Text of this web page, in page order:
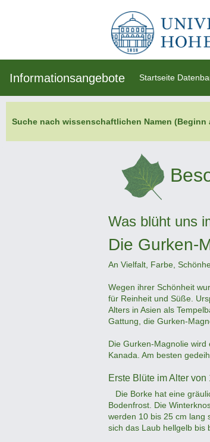
Informationsangebote Startseite
Suche nach wissenschaftlichen Namen (Beginn
Was blüht uns
Die Gurken-
An Vielfalt, Farbe,
Wegen ihrer Schönheit
für Reinheit und Süße.
Alters in Asien als
Gattung, die Gurken-
Die Gurken-Magnolie
Kanada. Am besten
Erste Blüte im Alter von
Die Borke hat eine
Bodenfrost. Die
werden 10 bis 25 cm lang
sich das Laub hellgelb bis